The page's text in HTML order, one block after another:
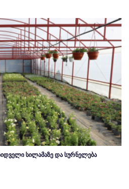
სილამაზე და სურნელება